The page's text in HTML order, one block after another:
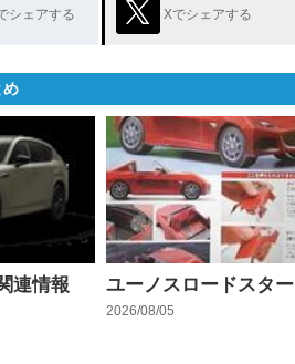
シェアする Xでシェアする
め
連情報 ユーノスロードスター
2026/08/05